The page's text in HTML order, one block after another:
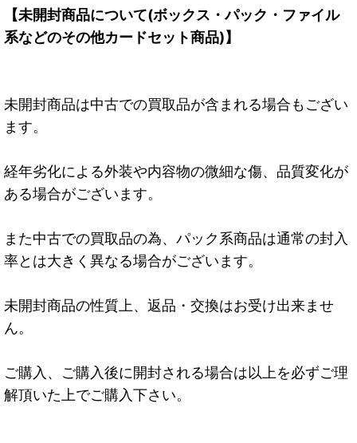
【未開封商品について(ボックス・パック・ファイル
系などのその他カードセット商品)】
未開封商品は中古での買取品が含まれる場合もござい
ます。
経年劣化による外装や内容物の微細な傷、品質変化が
ある場合がございます。
また中古での買取品の為、パック系商品は通常の封入
率とは大きく異なる場合がございます。
未開封商品の性質上、返品・交換はお受け出来ませ
ん。
ご購入、ご購入後に開封される場合は以上を必ずご理
解頂いた上でご購入下さい。